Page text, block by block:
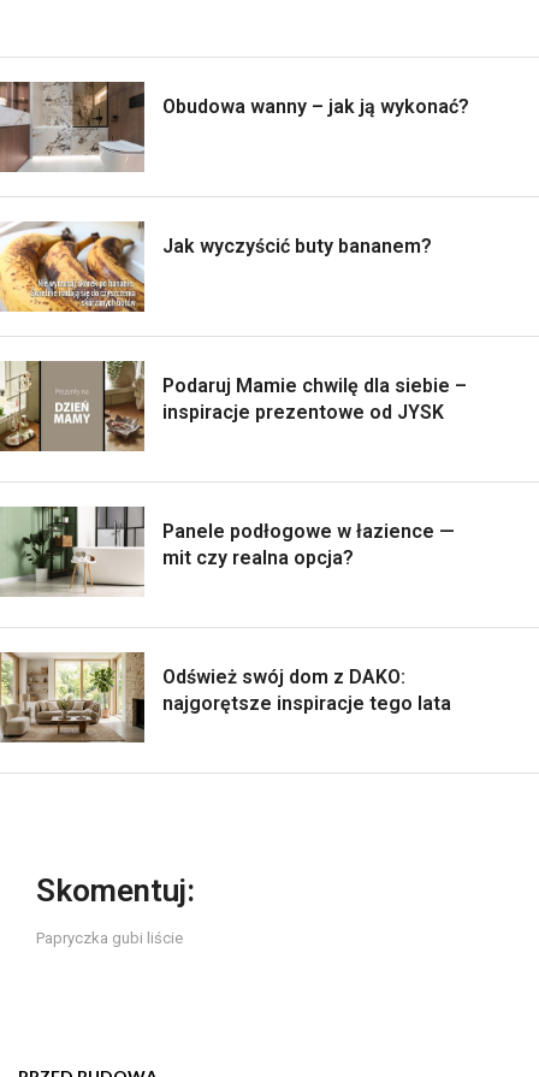
Obudowa wanny – jak ją wykonać?
Jak wyczyścić buty bananem?
Podaruj Mamie chwilę dla siebie –
inspiracje prezentowe od JYSK
Panele podłogowe w łazience —
mit czy realna opcja?
Odśwież swój dom z DAKO:
najgorętsze inspiracje tego lata
Skomentuj:
Papryczka gubi liście